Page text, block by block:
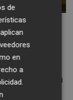
faltar los
y las
este
esInditex
y contentará
para
de
en
a